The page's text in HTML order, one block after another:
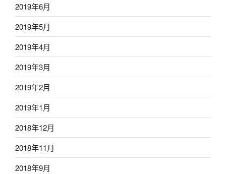
2019年6月
2019年5月
2019年4月
2019年3月
2019年2月
2019年1月
2018年12月
2018年11月
2018年9月